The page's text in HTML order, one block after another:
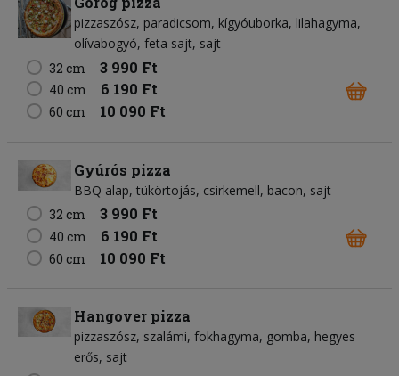
pizzaszósz paradicsom kígyóuborka lilahagyma
olívabogyó feta sajt sajt
32 cm
3 990 Ft
40 cm 6 190 Ft
60 cm 10 090 Ft
Gyúrós pizza
BBQ alap tükörtojás csirkemell bacon sajt
32 cm
3 990 Ft
40 cm 6 190 Ft
60 cm 10 090 Ft
Hangover pizza
pizzaszósz szalámi fokhagyma gomba hegyes
erős sajt